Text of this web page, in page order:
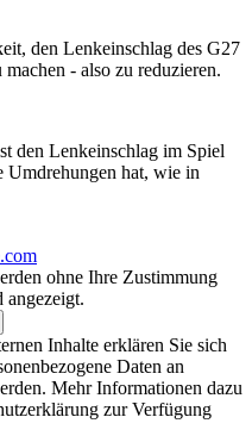
den Lenkeinschlag des G27
- also zu reduzieren.
den Lenkeinschlag im Spiel
Umdrehungen hat, wie in
ohne Ihre Zustimmung
angezeigt.
Inhalte erklären Sie sich
Daten an
Mehr Informationen dazu
zur Verfügung